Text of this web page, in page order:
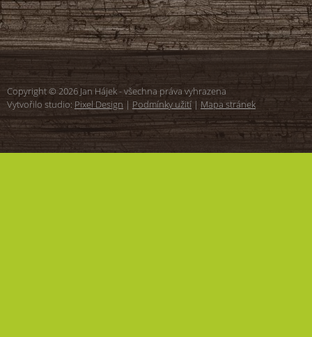
Copyright © 2026 Jan Hájek - všechna práva vyhrazena
Vytvořilo studio: Pixel Design | Podmínky užití | Mapa stránek